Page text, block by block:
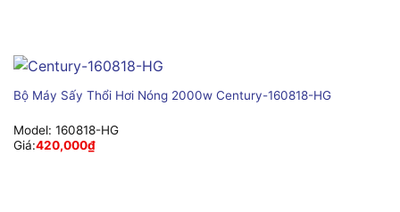
Bộ Máy Sấy Thổi Hơi Nóng 2000w Century-160818-HG
Model: 160818-HG
Giá:420,000₫